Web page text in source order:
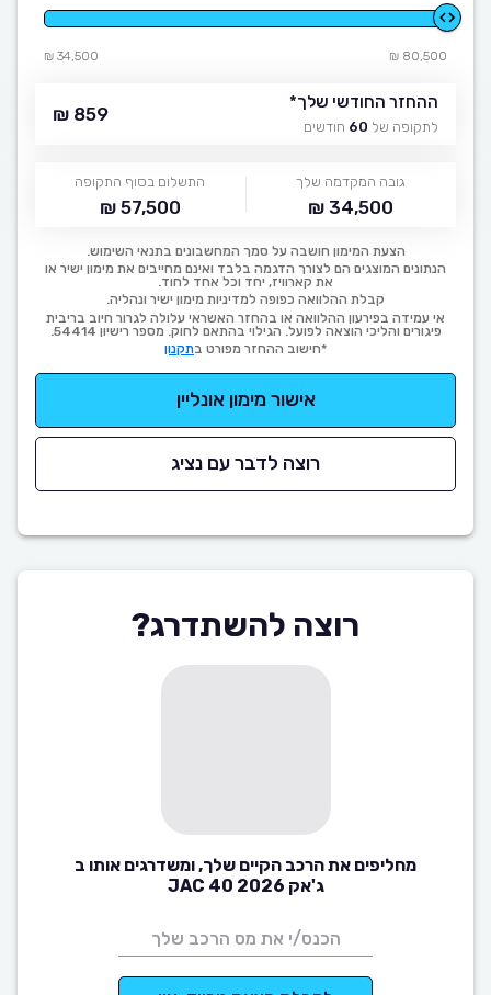
80,500 ₪
34,500 ₪
ההחזר החודשי שלך*
לתקופה של 60 חודשים
859 ₪
גובה המקדמה שלך
34,500 ₪
התשלום בסוף התקופה
57,500 ₪
הצעת המימון חושבה על סמך המחשבונים בתנאי השימוש.
הנתונים המוצגים הם לצורך הדגמה בלבד ואינם מחייבים את מימון ישיר או
את קארוויז, יחד וכל אחד לחוד.
קבלת ההלוואה כפופה למדיניות מימון ישיר ונהליה.
אי עמידה בפירעון ההלוואה או בהחזר האשראי עלולה לגרור חיוב בריבית
פיגורים והליכי הוצאה לפועל. הגילוי בהתאם לחוק. מספר רישיון 54414.
*חישוב ההחזר מפורט בתקנון
אישור מימון אונליין
רוצה לדבר עם נציג
רוצה להשתדרג?
מחליפים את הרכב הקיים שלך, ומשדרגים אותו ב
ג'אק JAC 40 2026